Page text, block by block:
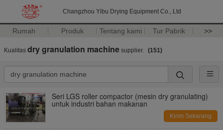
Changzhou Yibu Drying Equipment Co., Ltd
Rumah Produk Tentang kami Tur Pabrik >>
Kualitas dry granulation machine supplier. (151)
Seri LGS roller compactor (mesin dry granulating)
untuk industri bahan makanan
Kirim Sekarang